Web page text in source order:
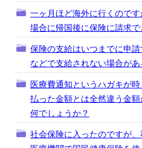
一ヶ月ほど海外に行くので
場合に帰国後に保険に請求で
保険の支給はいつまでに申
などで支給されない場合があ
医療費通知というハガキが
払った金額とは全然違う金
何でしょうか？
社会保険に入ったのですが